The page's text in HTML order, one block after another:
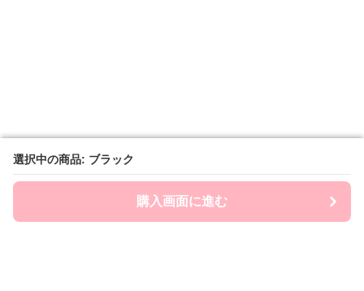
選択中の商品: ブラック
購入画面に進む
選択中の商品: ブラック
購入画面に進む